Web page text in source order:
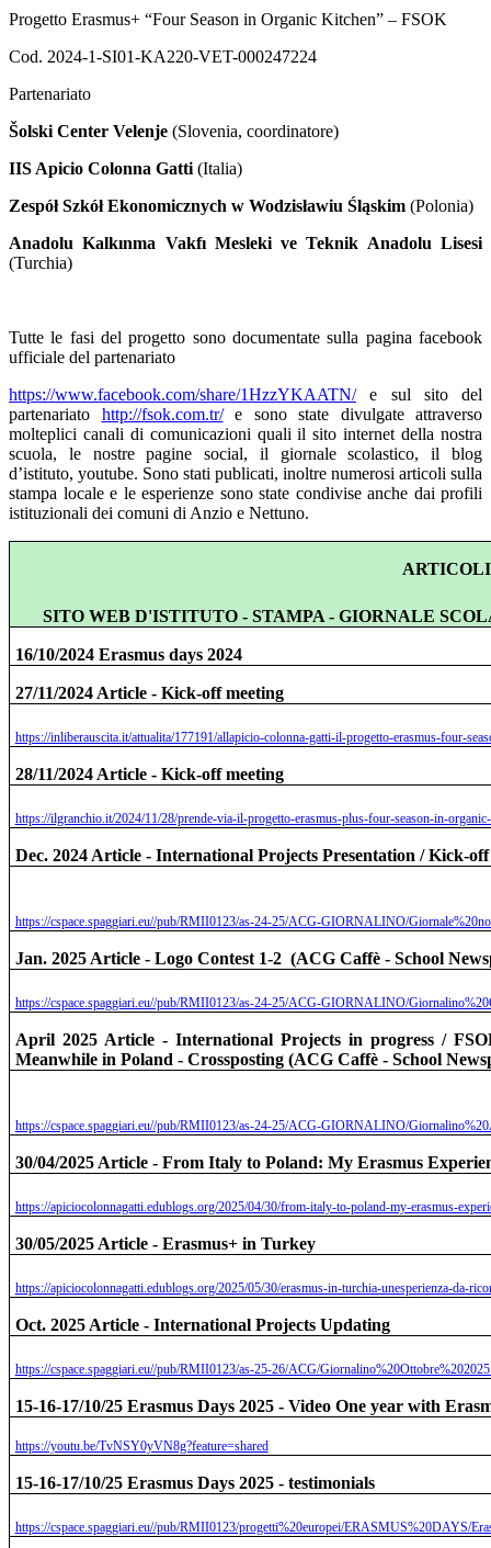
Progetto Erasmus+ “Four Season in Organic Kitchen” – FSOK
Cod. 2024-1-SI01-KA220-VET-000247224
Partenariato
Šolski Center Velenje (Slovenia, coordinatore)
IIS Apicio Colonna Gatti (Italia)
Zespół Szkół Ekonomicznych w Wodzisławiu Śląskim (Polonia)
Anadolu Kalkınma Vakfı Mesleki ve Teknik Anadolu Lisesi
(Turchia)
Tutte le fasi del progetto sono documentate sulla pagina facebook
ufficiale del partenariato
https://www.facebook.com/share/1HzzYKAATN/e sul sito del
partenariato http://fsok.com.tr/e sono state divulgate attraverso
molteplici canali di comunicazioni quali il sito internet della nostra
scuola, le nostre pagine social, il giornale scolastico, il blog
d’istituto, youtube. Sono stati publicati, inoltre numerosi articoli sulla
stampa locale e le esperienze sono state condivise anche dai profili
istituzionali dei comuni di Anzio e Nettuno.
SITO WEB D'ISTITUTO - STAMPA - GIORNALE
16/10/2024 Erasmus days 2024
27/11/2024 Article - Kick-off meeting
https://inliberauscita.it/attualita/177191/allapicio-colonna-gatti-il-progetto-erasmus-four-
28/11/2024 Article - Kick-off meeting
https://ilgranchio.it/2024/11/28/prende-via-il-progetto-erasmus-plus-four-season-in-
Dec. 2024 Article - International Projects Presentation / Kick-
https://cspace.spaggiari.eu//pub/RMII0123/as-24-25/ACG-GIORNALINO/
Jan. 2025 Article - Logo Contest 1-2 (ACG Caffè - School
https://cspace.spaggiari.eu//pub/RMII0123/as-24-25/ACG-GIORNALINO/
April 2025 Article - International Projects in progress /
Meanwhile in Poland - Crossposting (ACG Caffè - School
https://cspace.spaggiari.eu//pub/RMII0123/as-24-25/ACG-GIORNALINO/
30/04/2025 Article - From Italy to Poland: My Erasmus
https://apiciocolonnagatti.edublogs.org/2025/04/30/from-italy-to-poland-my-erasmus-
30/05/2025 Article - Erasmus+ in Turkey
https://apiciocolonnagatti.edublogs.org/2025/05/30/erasmus-in-turchia-unesperienza-da-
Oct. 2025 Article - International Projects Updating
https://cspace.spaggiari.eu//pub/RMII0123/as-25-26/ACG/
15-16-17/10/25 Erasmus Days 2025 - Video One year with
https://youtu.be/TvNSY0yVN8g?feature=shared
15-16-17/10/25 Erasmus Days 2025 - testimonials
https://cspace.spaggiari.eu//pub/RMII0123/progetti%20europei/ERASMUS%20DAYS/